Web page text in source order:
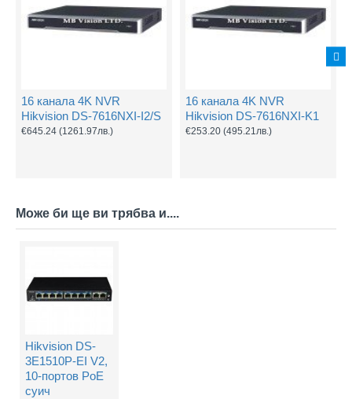
16 канала 4K NVR
Hikvision DS-7616NXI-I2/S
€645.24 (1261.97лв.)
16 канала 4K NVR
Hikvision DS-7616NXI-K1
€253.20 (495.21лв.)
Може би ще ви трябва и....
Hikvision DS-
3E1510P-EI V2,
10-портов PoE
суич